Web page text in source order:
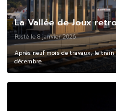
La Vallée de Joux
Posté le 8 janvier 2026
Après neuf mois de travaux, le train
décembre